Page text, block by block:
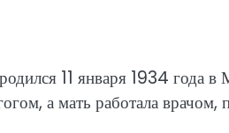
11 января 1934 года
а мать работала врачом,